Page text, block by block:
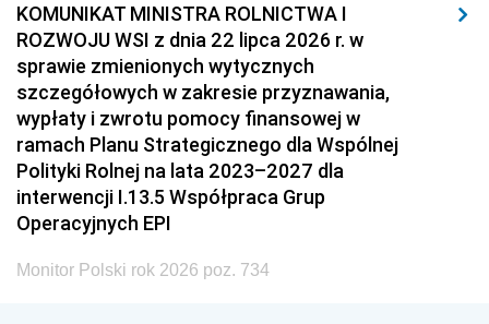
KOMUNIKAT MINISTRA ROLNICTWA I
ROZWOJU WSI z dnia 22 lipca 2026 r. w
sprawie zmienionych wytycznych
szczegółowych w zakresie przyznawania,
wypłaty i zwrotu pomocy finansowej w
ramach Planu Strategicznego dla Wspólnej
Polityki Rolnej na lata 2023–2027 dla
interwencji I.13.5 Współpraca Grup
Operacyjnych EPI
Monitor Polski rok 2026 poz. 734